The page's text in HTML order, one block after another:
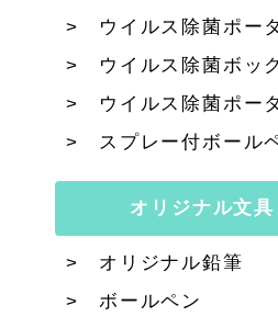
ウイルス除菌ポー
ウイルス除菌ボッ
ウイルス除菌ポー
スプレー付ボール
オリジナル文
オリジナル鉛筆
ボールペン